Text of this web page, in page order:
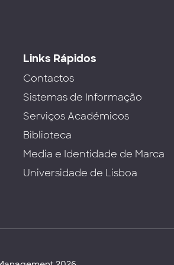
Links Rápidos
Contactos
Sistemas de Informação
Serviços Académicos
Biblioteca
Media e Identidade de Marca
Universidade de Lisboa